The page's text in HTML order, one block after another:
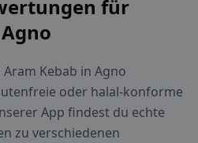
für
Kebab in Agno
oder halal-konforme
App findest du echte
zu verschiedenen